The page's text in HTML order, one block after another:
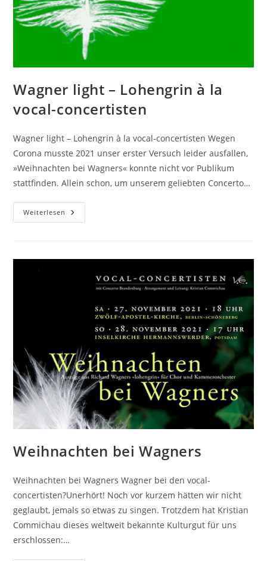
Wagner light – Lohengrin à la
vocal-concertisten
Wagner light – Lohengrin à la vocal-concertisten Wegen
Corona musste 2021 unser erster Versuch leider ausfallen,
»Weihnachten bei Wagners« konnte nicht vor Publikum
stattfinden. Allein schon, um unserem geliebten Concerto…
Weiterlesen Wagner
Light
Vocal-
Weihnachten bei Wagners
Weihnachten bei Wagners Wagner bei den vocal-
concertisten?Unerhört! Noch vor kurzem hätten wir nicht
geglaubt, jemals so etwas zu singen. Trotzdem hat Kristian
Commichau dieses weltweit bekannte Kulturgut für uns
erschlossen:…